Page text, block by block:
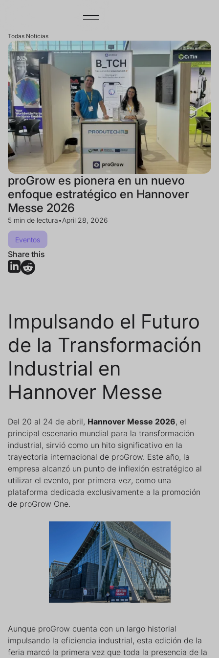
Todas Noticias
proGrow es pionera en un nuevo
enfoque estratégico en Hannover
Messe 2026
5 min de lectura•April 28, 2026
Eventos
Share this
Impulsando el Futuro
de la Transformación
Industrial en
Hannover Messe
Del 20 al 24 de abril, Hannover Messe 2026, el
principal escenario mundial para la transformación
industrial, sirvió como un hito significativo en la
trayectoria internacional de proGrow. Este año, la
empresa alcanzó un punto de inflexión estratégico al
utilizar el evento, por primera vez, como una
plataforma dedicada exclusivamente a la promoción
de proGrow One.
Aunque proGrow cuenta con un largo historial
impulsando la eficiencia industrial, esta edición de la
feria marcó la primera vez que toda la presencia de la